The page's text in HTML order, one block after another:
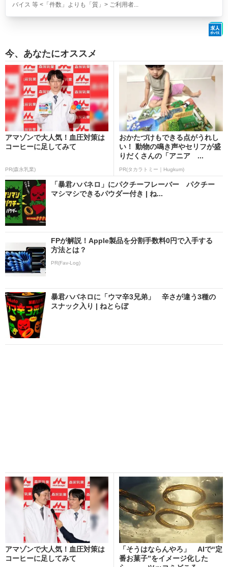
バイス 等 <「件数」よりも「質」> ご利用者...
今、あなたにオススメ
アマゾンで大人気！血圧対策は
コーヒーに足してみて
PR(森永乳業)
おかたづけもできる点がうれし
い！ 動物の鳴き声やセリフが盛
りだくさんの「アニア ...
PR(タカラトミー｜Hugkum)
「暴君ハバネロ」にパクチーフレーバー パクチー
マシマシできるパウダー付き | ね...
FPが解説！Apple製品を分割手数料0円で入手する
方法とは？
PR(Fav-Log)
暴君ハバネロに「ウマ辛3兄弟」 辛さが違う3種の
スナック入り | ねとらぼ
アマゾンで大人気！血圧対策は
コーヒーに足してみて
「そうはならんやろ」 AIで“定
番お菓子”をイメージ化した